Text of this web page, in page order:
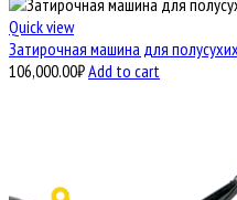
Quick view
Затирочная машина для
106,000.00₽Add to cart